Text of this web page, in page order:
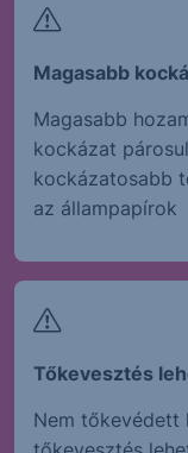
Magasabb
Magasabb
kockázat
kockázatosabb
az állampapírok
Tőkevesztés
Nem tőkevédett